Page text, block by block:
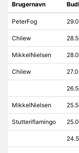
Brugernavn
PeterFog
Chilew
MikkelNielsen
Chilew
MikkelNielsen
Stutteriflamingo